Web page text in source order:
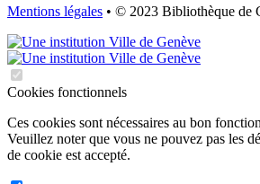
Mentions légales • © 2023 Bibliothèque de
Cookies fonctionnels
Ces cookies sont nécessaires au bon
Veuillez noter que vous ne pouvez pas les
de cookie est accepté.